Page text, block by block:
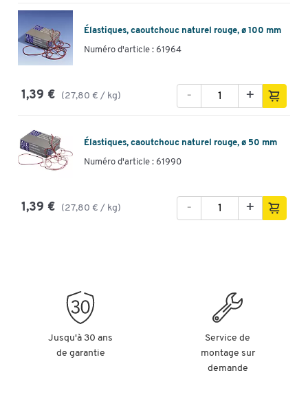
Élastiques, caoutchouc naturel rouge, ø 100 mm
Numéro d'article : 61964
1,39 € (27,80 € / kg) +
-
Élastiques, caoutchouc naturel rouge, ø 50 mm
Numéro d'article : 61990
1,39 € (27,80 € / kg) +
-
Jusqu'à 30 ans
de garantie
Service de
montage sur
demande